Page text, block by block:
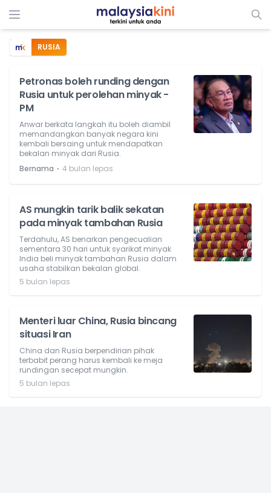
RUSIA
Petronas boleh runding dengan
Rusia untuk perolehan minyak -
PM
Anwar berkata langkah itu boleh diambil
memandangkan banyak negara kini
kembali bersaing untuk mendapatkan
bekalan minyak dari Rusia.
Bernama ⋅ 4 bulan lepas
AS mungkin tarik balik sekatan
pada minyak tambahan Rusia
Terdahulu, AS benarkan pengecualian
sementara 30 hari untuk syarikat minyak
India beli minyak tambahan Rusia dalam
usaha stabilkan bekalan global.
5 bulan lepas
Menteri luar China, Rusia bincang
situasi Iran
China dan Rusia berpendirian pihak
terbabit perang harus kembali ke meja
rundingan secepat mungkin.
5 bulan lepas